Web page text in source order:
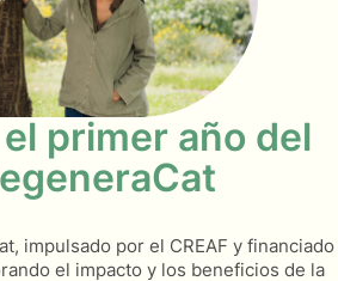
primer año del
impulsado por el CREAF y financiado
el impacto y los beneficios de la